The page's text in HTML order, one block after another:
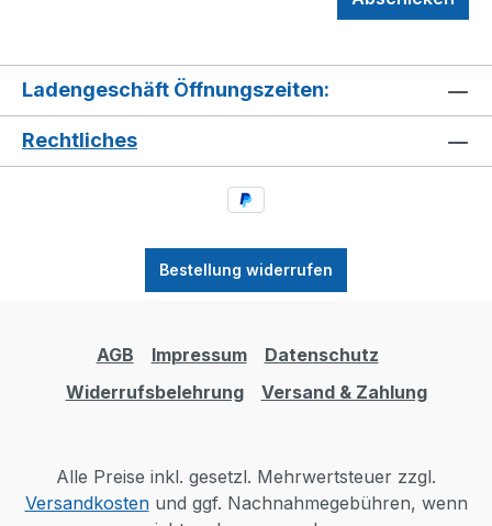
Ladengeschäft Öffnungszeiten:
Rechtliches
Bestellung widerrufen
AGB Impressum
Datenschutz
Widerrufsbelehrung
Versand & Zahlung
Alle Preise inkl. gesetzl. Mehrwertsteuer zzgl.
Versandkostenund ggf. Nachnahmegebühren, wenn